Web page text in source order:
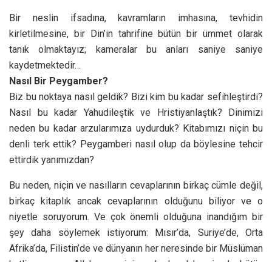
Bir neslin ifsadına, kavramların imhasına, tevhidin
kirletilmesine, bir Din’in tahrifine bütün bir ümmet olarak
tanık olmaktayız; kameralar bu anları saniye saniye
kaydetmektedir…
Nasıl Bir Peygamber?
Biz bu noktaya nasıl geldik? Bizi kim bu kadar sefihleştirdi?
Nasıl bu kadar Yahudileştik ve Hristiyanlaştık? Dinimizi
neden bu kadar arzularımıza uydurduk? Kitabımızı niçin bu
denli terk ettik? Peygamberi nasıl olup da böylesine tehcir
ettirdik yanımızdan?
Bu neden, niçin ve nasılların cevaplarının birkaç cümle değil,
birkaç kitaplık ancak cevaplarının olduğunu biliyor ve o
niyetle soruyorum. Ve çok önemli olduğuna inandığım bir
şey daha söylemek istiyorum: Mısır’da, Suriye’de, Orta
Afrika’da, Filistin’de ve dünyanın her neresinde bir Müslüman